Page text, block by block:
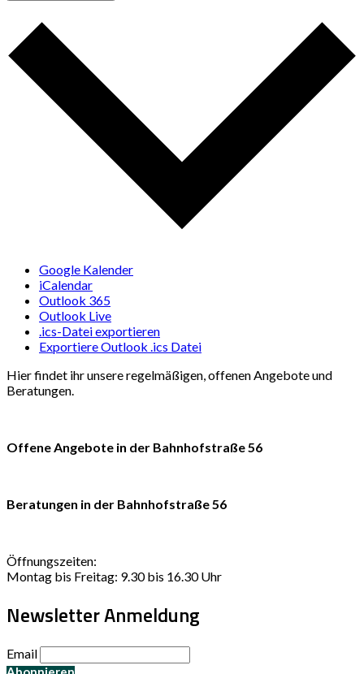
Google Kalender
iCalendar
Outlook 365
Outlook Live
.ics-Datei exportieren
Exportiere Outlook .ics Datei
Hier findet ihr unsere regelmäßigen, offenen Angebote und
Beratungen.
Offene Angebote in der Bahnhofstraße 56
Beratungen in der Bahnhofstraße 56
Öffnungszeiten:
Montag bis Freitag: 9.30 bis 16.30 Uhr
Newsletter Anmeldung
Email